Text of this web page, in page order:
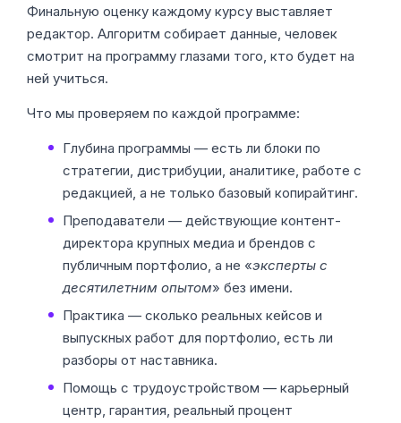
Финальную оценку каждому курсу выставляет
редактор. Алгоритм собирает данные, человек
смотрит на программу глазами того, кто будет на
ней учиться.
Что мы проверяем по каждой программе:
Глубина программы — есть ли блоки по
стратегии, дистрибуции, аналитике, работе с
редакцией, а не только базовый копирайтинг.
Преподаватели — действующие контент-
директора крупных медиа и брендов с
публичным портфолио, а не «эксперты с
десятилетним опытом» без имени.
Практика — сколько реальных кейсов и
выпускных работ для портфолио, есть ли
разборы от наставника.
Помощь с трудоустройством — карьерный
центр, гарантия, реальный процент